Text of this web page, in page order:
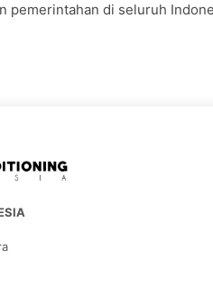
pemerintahan di seluruh